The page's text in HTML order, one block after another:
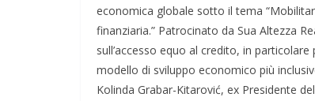
economica globale sotto il tema
finanziaria.” Patrocinato da Sua Altezza
sull’accesso equo al credito, in
modello di sviluppo economico più
Kolinda Grabar-Kitarović, ex Presidente